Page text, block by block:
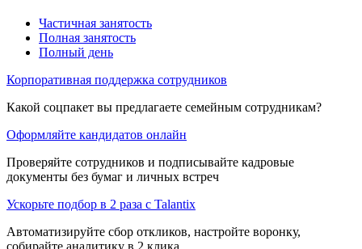
Частичная занятость
Полная занятость
Полный день
Корпоративная поддержка сотрудников
Какой соцпакет вы предлагаете семейным сотрудникам?
Оформляйте кандидатов онлайн
Проверяйте сотрудников и подписывайте кадровые
документы без бумаг и личных встреч
Ускорьте подбор в 2 раза с Talantix
Автоматизируйте сбор откликов, настройте воронку,
собирайте аналитику в 2 клика